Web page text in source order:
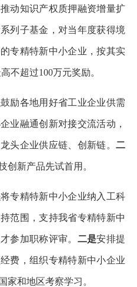
动知识产权质押融资增量扩
列子基金，对当年度获得境
专精特新中小企业，按其实
不超过100万元奖励。
鼓励各地用好省工业企业供需
业融通创新对接交流活动，
头企业供应链、创新链。 二
创新产品先试首用。
将专精特新中小企业纳入工科
范围，支持我省专精特新中
参加职称评审。 二是安排提
费，组织专精特新中小企业
家和地区考察学习。